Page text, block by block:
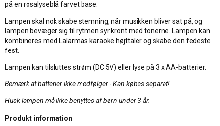
på en rosalyseblå farvet base.
Lampen skal nok skabe stemning, når musikken bliver sat på, og
lampen bevæger sig til rytmen synkront med tonerne. Lampen kan
kombineres med Lalarmas karaoke højttaler og skabe den fedeste
fest.
Lampen kan tilsluttes strøm (DC 5V) eller lyse på 3 x AA-batterier.
Bemærk at batterier ikke medfølger - Kan købes separat!
Husk lampen må ikke benyttes af børn under 3 år.
Produkt information